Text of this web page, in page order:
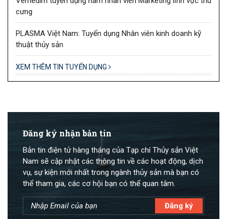
cưng
PLASMA Việt Nam: Tuyển dụng Nhân viên kinh doanh kỹ
thuật thủy sản
XEM THÊM TIN TUYỂN DỤNG
Đăng ký nhận bản tin
Bản tin điện tử hàng tháng của Tạp chí Thủy sản Việt
Nam sẽ cập nhật các thông tin về các hoạt động, dịch
vụ, sự kiện mới nhất trong ngành thủy sản mà bạn có
thể tham gia, các cơ hội bạn có thể quan tâm.